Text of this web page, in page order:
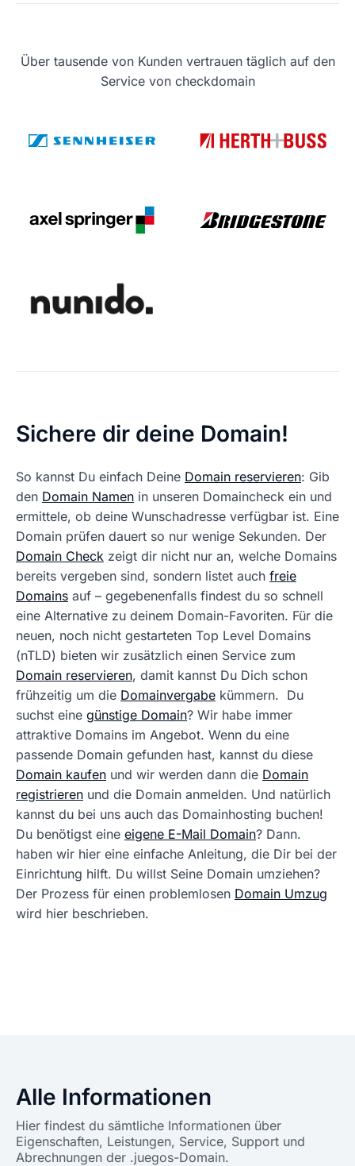
Über tausende von Kunden vertrauen täglich auf den
Service von checkdomain
Sichere dir deine Domain!
So kannst Du einfach Deine Domain reservieren: Gib
den Domain Namen in unseren Domaincheck ein und
ermittele, ob deine Wunschadresse verfügbar ist. Eine
Domain prüfen dauert so nur wenige Sekunden. Der
Domain Check zeigt dir nicht nur an, welche Domains
bereits vergeben sind, sondern listet auch freie
Domains auf – gegebenenfalls findest du so schnell
eine Alternative zu deinem Domain-Favoriten. Für die
neuen, noch nicht gestarteten Top Level Domains
(nTLD) bieten wir zusätzlich einen Service zum
Domain reservieren, damit kannst Du Dich schon
frühzeitig um die Domainvergabe kümmern. Du
suchst eine günstige Domain? Wir habe immer
attraktive Domains im Angebot. Wenn du eine
passende Domain gefunden hast, kannst du diese
Domain kaufen und wir werden dann die Domain
registrieren und die Domain anmelden. Und natürlich
kannst du bei uns auch das Domainhosting buchen!
Du benötigst eine eigene E-Mail Domain? Dann.
haben wir hier eine einfache Anleitung, die Dir bei der
Einrichtung hilft. Du willst Seine Domain umziehen?
Der Prozess für einen problemlosen Domain Umzug
wird hier beschrieben.
Alle Informationen
Hier findest du sämtliche Informationen über
Eigenschaften, Leistungen, Service, Support und
Abrechnungen der .juegos-Domain.